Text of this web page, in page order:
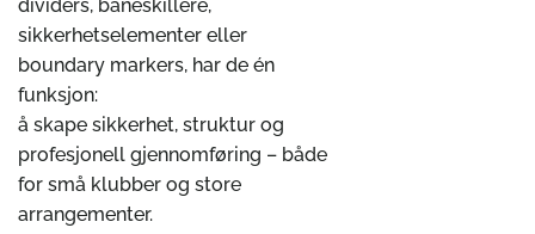
dividers, baneskillere,
sikkerhetselementer eller
boundary markers, har de én
funksjon:
å skape sikkerhet, struktur og
profesjonell gjennomføring – både
for små klubber og store
arrangementer.